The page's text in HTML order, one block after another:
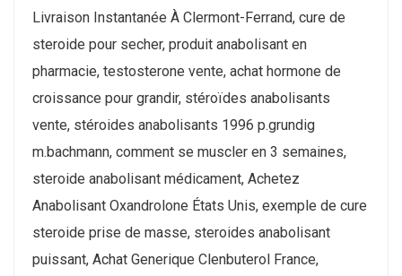
Livraison Instantanée À Clermont-Ferrand, cure de
steroide pour secher, produit anabolisant en
pharmacie, testosterone vente, achat hormone de
croissance pour grandir, stéroïdes anabolisants
vente, stéroides anabolisants 1996 p.grundig
m.bachmann, comment se muscler en 3 semaines,
steroide anabolisant médicament, Achetez
Anabolisant Oxandrolone États Unis, exemple de cure
steroide prise de masse, steroides anabolisant
puissant, Achat Generique Clenbuterol France,